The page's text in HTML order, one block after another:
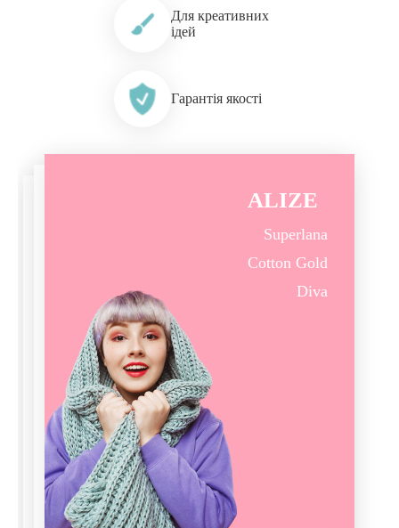
Для креативних
ідей
Гарантія якості
ALIZE
Superlana
Cotton Gold
Diva